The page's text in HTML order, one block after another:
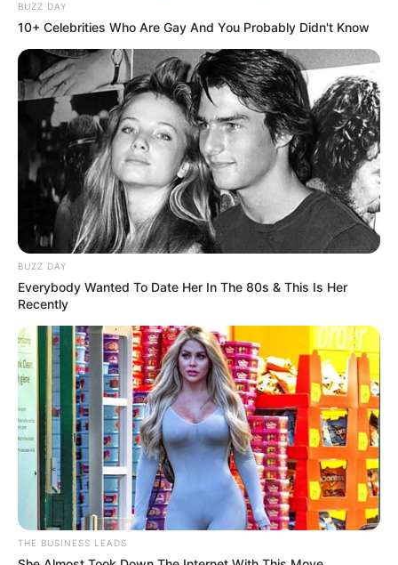
BUZZ DAY
10+ Celebrities Who Are Gay And You Probably Didn't Know
BUZZ DAY
Everybody Wanted To Date Her In The 80s & This Is Her
Recently
THE BUSINESS LEADS